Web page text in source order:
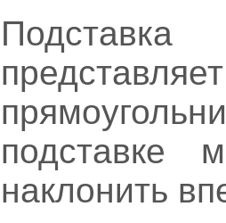
подставке
наклонить